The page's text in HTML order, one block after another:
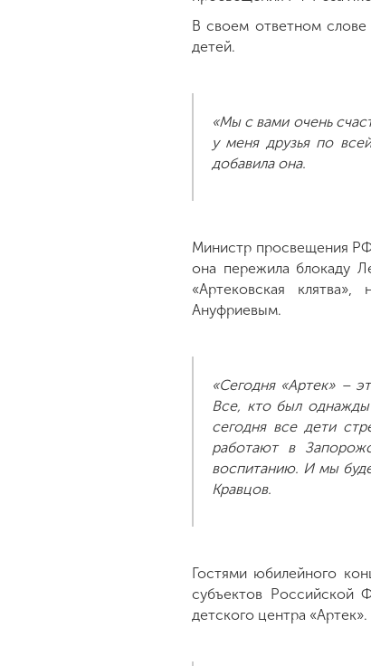
В своем ответном слове
детей.
«Мы с вами очень
у меня друзья по
добавила она.
Министр просвещения
она пережила блокаду
«Артековская
Ануфриевым.
«Сегодня «Артек» –
Все, кто был однажды
сегодня все дети
работают в
воспитанию. И мы
Кравцов.
Гостями юбилейного
субъектов Российской
детского центра